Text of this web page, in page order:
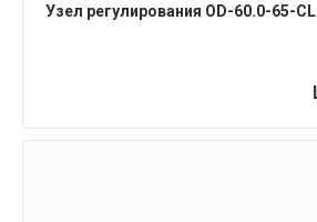
Узел регулирования OD-60.0-65-CL